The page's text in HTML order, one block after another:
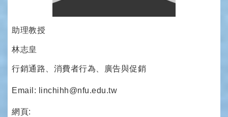
助理教授
林志皇
行銷通路、消費者行為、廣告與促銷
Email: linchihh@nfu.edu.tw
網頁: